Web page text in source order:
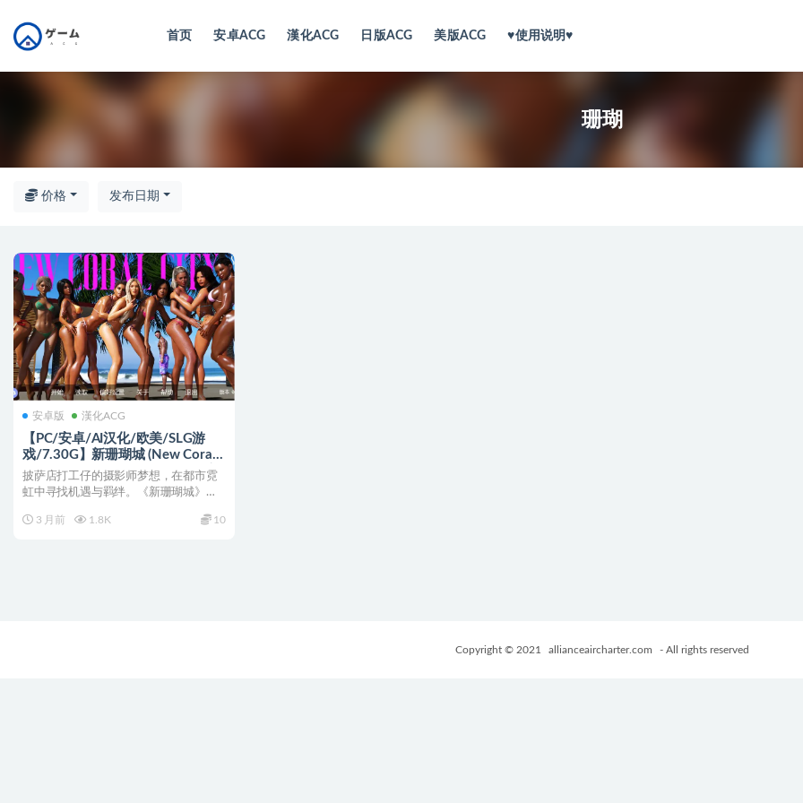
首页 安卓ACG 漢化ACG 日版ACG 美版ACG ♥使用说明♥
珊瑚
价格 发布日期
安卓版 漢化ACG
【PC/安卓/AI汉化/欧美/SLG游
戏/7.30G】新珊瑚城 (New Coral
City) S2 Ver0.43 AI汉化版+PC+安
卓+欧美SLG游戏+7.30G
披萨店打工仔的摄影师梦想，在都市霓
虹中寻找机遇与羁绊。《新珊瑚城》第
3 月前
1.8K 10
Copyright © 2021 allianceaircharter.com - All rights reserved